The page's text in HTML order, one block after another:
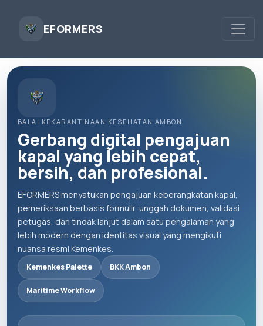
EFORMERS
BALAI KEKARANTINAAN KESEHATAN AMBON
Gerbang digital pengajuan
kapal yang lebih cepat,
bersih, dan profesional.
EFORMERS menyatukan pengajuan keberangkatan kapal,
pemeriksaan berbasis formulir, unggah dokumen, validasi
petugas, dan tindak lanjut dalam satu pengalaman yang
lebih modern dengan identitas visual yang mengikuti
nuansa resmi Kemenkes.
Kemenkes Palette BKK Ambon
Maritime Workflow